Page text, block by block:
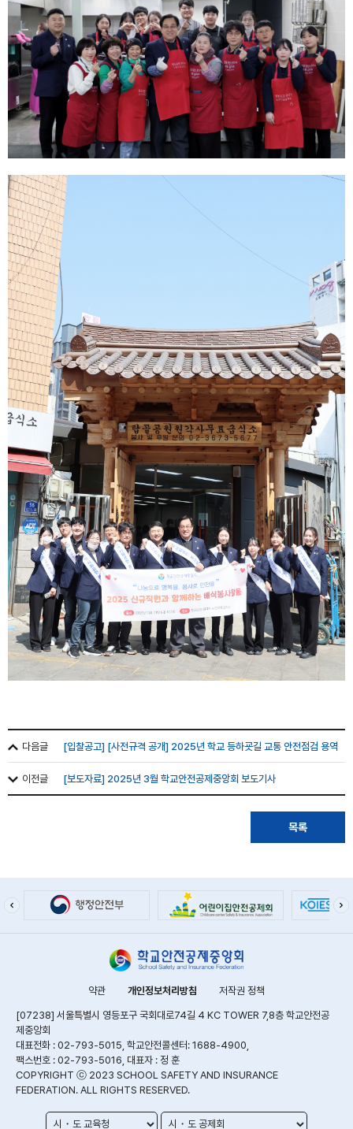
다음글 [입찰공고] [사전규격 공개] 2025년 학교 등하굣길 교통 안전점검 용역
이전글 [보도자료] 2025년 3월 학교안전공제중앙회 보도기사
목록
약관 개인정보처리방침 저작권 정책
[07238] 서울특별시 영등포구 국회대로74길 4 KC TOWER 7,8층 학교안전공
제중앙회
대표전화 : 02-793-5015, 학교안전콜센터: 1688-4900,
팩스번호 : 02-793-5016, 대표자 : 정 훈
COPYRIGHT ⓒ 2023 SCHOOL SAFETY AND INSURANCE
FEDERATION. ALL RIGHTS RESERVED.